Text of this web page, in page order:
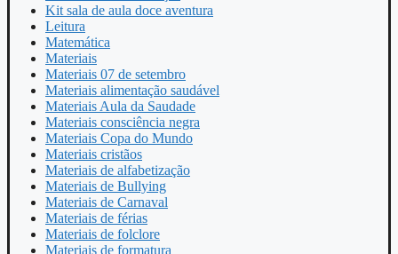
Kit sala de aula doce aventura
Leitura
Matemática
Materiais
Materiais 07 de setembro
Materiais alimentação saudável
Materiais Aula da Saudade
Materiais consciência negra
Materiais Copa do Mundo
Materiais cristãos
Materiais de alfabetização
Materiais de Bullying
Materiais de Carnaval
Materiais de férias
Materiais de folclore
Materiais de formatura